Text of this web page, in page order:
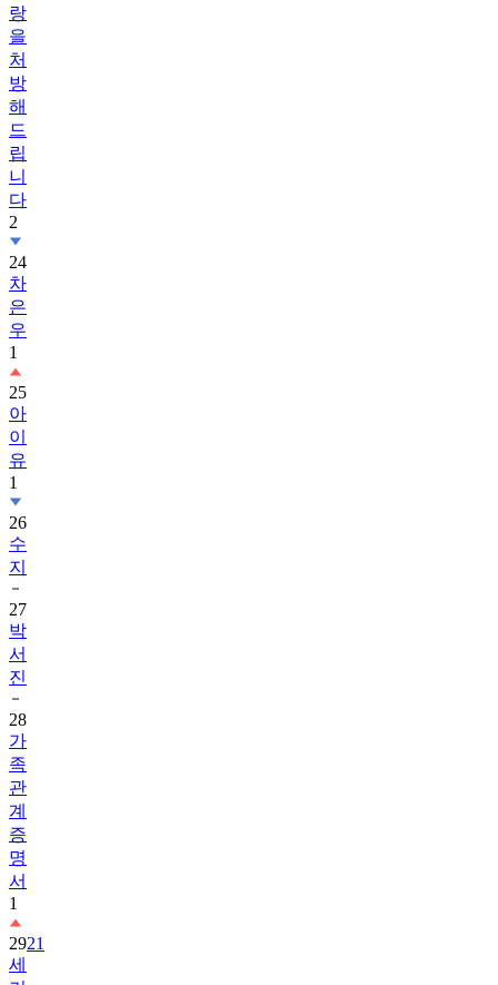
랑
을
처
방
해
드
립
니
다
2
24
차
은
우
1
25
아
이
유
1
26
수
지
27
박
서
진
28
가
족
관
계
증
명
서
1
2921
세